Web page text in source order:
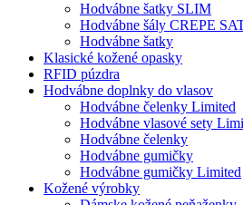
Hodvábne šatky SLIM
Hodvábne šály CREPE
Hodvábne šatky
Klasické kožené opasky
RFID púzdra
Hodvábne doplnky do vlasov
Hodvábne čelenky Limited
Hodvábne vlasové sety
Hodvábne čelenky
Hodvábne gumičky
Hodvábne gumičky Limited
Kožené výrobky